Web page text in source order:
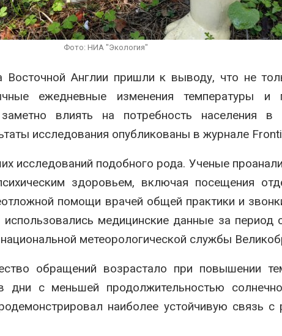
Фото: НИА "Экология"
Восточной Англии пришли к выводу, что не
ежедневные изменения температуры и
влиять на потребность населения в
исследования опубликованы в журнале
исследований подобного рода. Ученые
здоровьем, включая посещения
помощи врачей общей практики и
медицинские данные за период
метеорологической службы
обращений возрастало при повышении
с меньшей продолжительностью
наиболее устойчивую связь с
сентябре
Авг 6, 2026
Европа теряет всё
больше лесной
вредителей и рубок
Авг 6,
Авг 6, 2026